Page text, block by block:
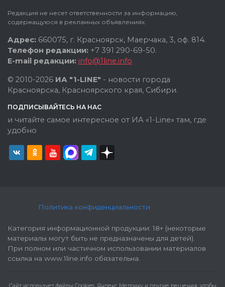
Редакция не несет ответственности за информацию,
содержащуюся в рекламных объявлениях.
Адрес: 660075, г. Красноярск, Маерчака, 3, оф. 814.
Телефон редакции: +7 391 290-69-50.
E-mail редакции: info@1line.info
© 2010-2026 ИА "1-LINE" - новости города
Красноярска, Красноярского края, Сибири.
ПОДПИСЫВАЙТЕСЬ НА НАС
и читайте самое интересное от ИА «1-Line» там, где
удобно
Политика конфиденциальности
Категория информационной продукции: 18+ (некоторые
материалы могут быть не предназначены для детей).
При полном или частичном использовании материалов
ссылка на www.1line.info обязательна.
Cайт использует файлы Cookies, Яндекс Метрику и другие решения, чтобы